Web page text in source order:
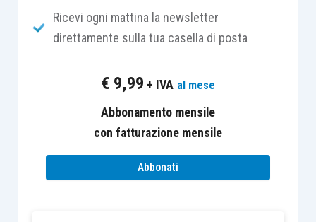
, ai sensi dell’
comma 1, lett. b), Tuir
, sono quelle
che esercitano in via esclusiva o
partecipazioni in intermediari finanziari
seconde, ai sensi dell’articolo 162-bis,
comma 1, lett. c), num. 1), Tuir
individuate “per differenza” rispetto alle
precedenti, essendo quelle società “
Ricevi ogni mattina la newsletter
direttamente sulla tua casella di posta
€ 9,99 + IVA al mese
Abbonamento mensile
con fatturazione mensile
Abbonati